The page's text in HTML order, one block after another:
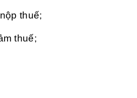
thuế;
thuế;